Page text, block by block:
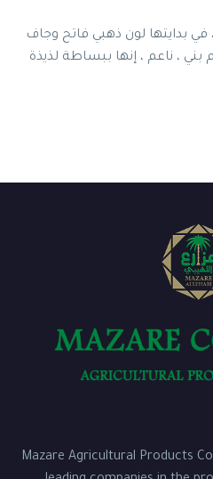
بدايتها لون ذهبي فاتح وجاف
، ناعم ، إنها ببساطة لذيذة
Mazare Agricultural Products